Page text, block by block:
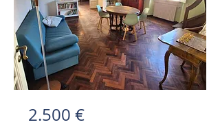
2.500 €